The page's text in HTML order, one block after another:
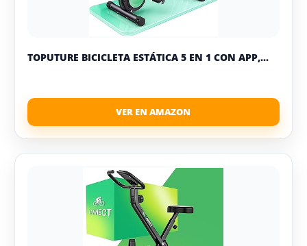
TOPUTURE BICICLETA ESTÁTICA 5 EN 1 CON APP,...